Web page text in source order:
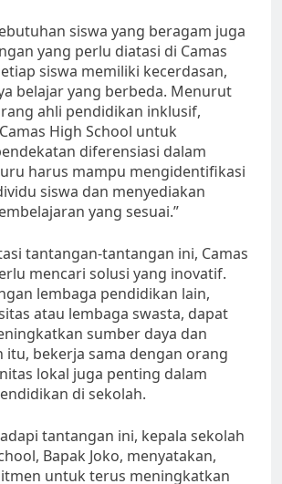
siswa yang beragam juga
yang perlu diatasi di Camas
siswa memiliki kecerdasan,
belajar yang berbeda. Menurut
ahli pendidikan inklusif,
High School untuk
diferensiasi dalam
harus mampu mengidentifikasi
siswa dan menyediakan
yang sesuai.”
tantangan-tantangan ini, Camas
mencari solusi yang inovatif.
lembaga pendidikan lain,
atau lembaga swasta, dapat
sumber daya dan
itu, bekerja sama dengan orang
lokal juga penting dalam
di sekolah.
tantangan ini, kepala sekolah
Bapak Joko, menyatakan,
untuk terus meningkatkan